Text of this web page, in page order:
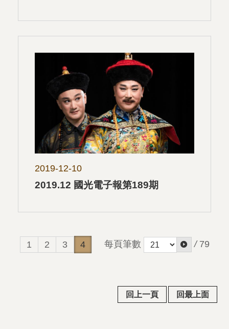
2019.12 國光電子報第189期
2019-12-10
1 2 3 4 每頁筆數 / 79
回上一頁 回最上面